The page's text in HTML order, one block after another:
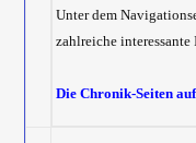
Unter dem
zahlreiche
Die Chronik-Seiten